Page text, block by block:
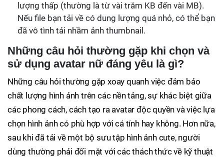
lượng thấp (thường là từ vài trăm KB đến vài MB).
Nếu file bạn tải về có dung lượng quá nhỏ, có thể bạn
đã vô tình tải nhầm ảnh thumbnail.
Những câu hỏi thường gặp khi chọn và
sử dụng avatar nữ đáng yêu là gì?
Những câu hỏi thường gặp xoay quanh việc đảm bảo
chất lượng hình ảnh trên các nền tảng, sự khác biệt giữa
các phong cách, cách tạo ra avatar độc quyền và việc lựa
chọn hình ảnh có phù hợp với cá tính hay không. Hơn nữa,
sau khi đã tải về một bộ sưu tập hình ảnh cute, người
dùng thường phải đối mặt với các thách thức về kỹ thuật